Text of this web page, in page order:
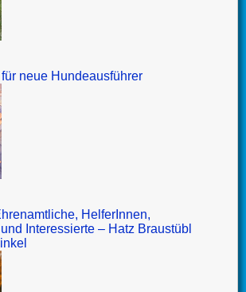
neue Hundeausführer
HelferInnen,
Interessierte – Hatz Braustübl